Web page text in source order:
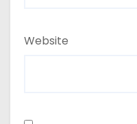
Website